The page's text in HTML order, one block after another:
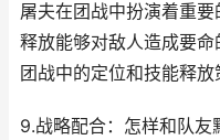
屠夫在团战中扮演着重
释放能够对敌人造成要
团战中的定位和技能释放
9.战略配合：怎样和队友